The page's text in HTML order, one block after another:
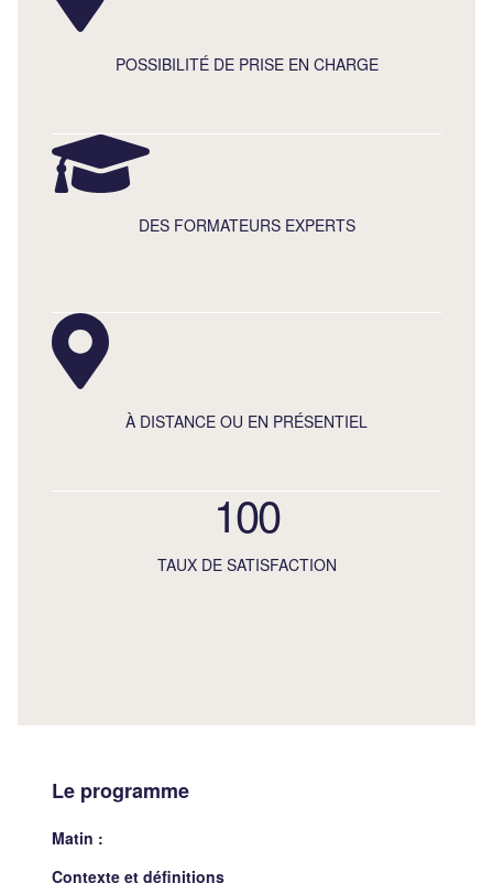
POSSIBILITÉ DE PRISE EN CHARGE
DES FORMATEURS EXPERTS
À DISTANCE OU EN PRÉSENTIEL
100
TAUX DE SATISFACTION
Le programme
Matin :
Contexte et définitions